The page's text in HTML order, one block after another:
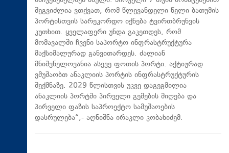
შეგვიძლია ვთქვათ, რომ წლევანდელი წელი ბათუმის
პორტისთვის სარეკორდო იქნება ტვირთბრუნვის
კუთხით. ყველაფერი უნდა გაკეთდეს, რომ
მომავალში ჩვენი საპორტო ინფრასტრუქტურა
მაქსიმალურად განვითარდეს. ძალიან
მნიშვნელოვანია ასევე ფოთის პორტი. აქტიურად
ვმუშაობთ ანაკლიის პორტის ინფრასტრუქტურის
შექმნაზე. 2029 წლისთვის უკვე დაგეგმილია
ანაკლიის პორტში პირველი გემების მიღება და
პირველი ფაზის საპროექტო სამუშაოების
დასრულება“,- აღნიშნა ირაკლი კობახიძემ.